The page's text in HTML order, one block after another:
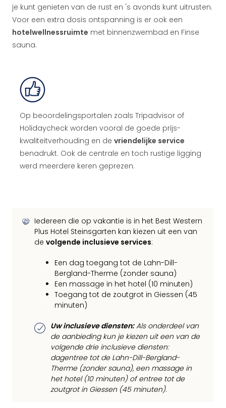
je kunt genieten van de rust en 's avonds kunt uitrusten.
Voor een extra dosis ontspanning is er ook een
hotelwellnessruimte met binnenzwembad en Finse
sauna.
Op beoordelingsportalen zoals Tripadvisor of
Holidaycheck worden vooral de goede prijs-
kwaliteitverhouding en de vriendelijke service
benadrukt. Ook de centrale en toch rustige ligging
werd meerdere keren geprezen.
Iedereen die op vakantie is in het Best Western
Plus Hotel Steinsgarten kan kiezen uit een van
de volgende inclusieve services:
Een dag toegang tot de Lahn-Dill-
Bergland-Therme (zonder sauna)
Een massage in het hotel (10 minuten)
Toegang tot de zoutgrot in Giessen (45
minuten)
Uw inclusieve diensten:Als onderdeel van
de aanbieding kun je kiezen uit een van de
volgende drie inclusieve diensten:
dagentree tot de Lahn-Dill-Bergland-
Therme (zonder sauna), een massage in
het hotel (10 minuten) of entree tot de
zoutgrot in Giessen (45 minuten).